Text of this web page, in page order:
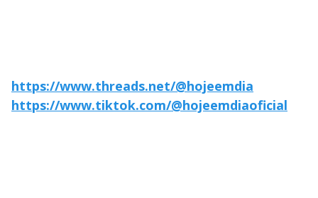
https://www.threads.net/@hojeemdia
https://www.tiktok.com/@hojeemdiaoficial